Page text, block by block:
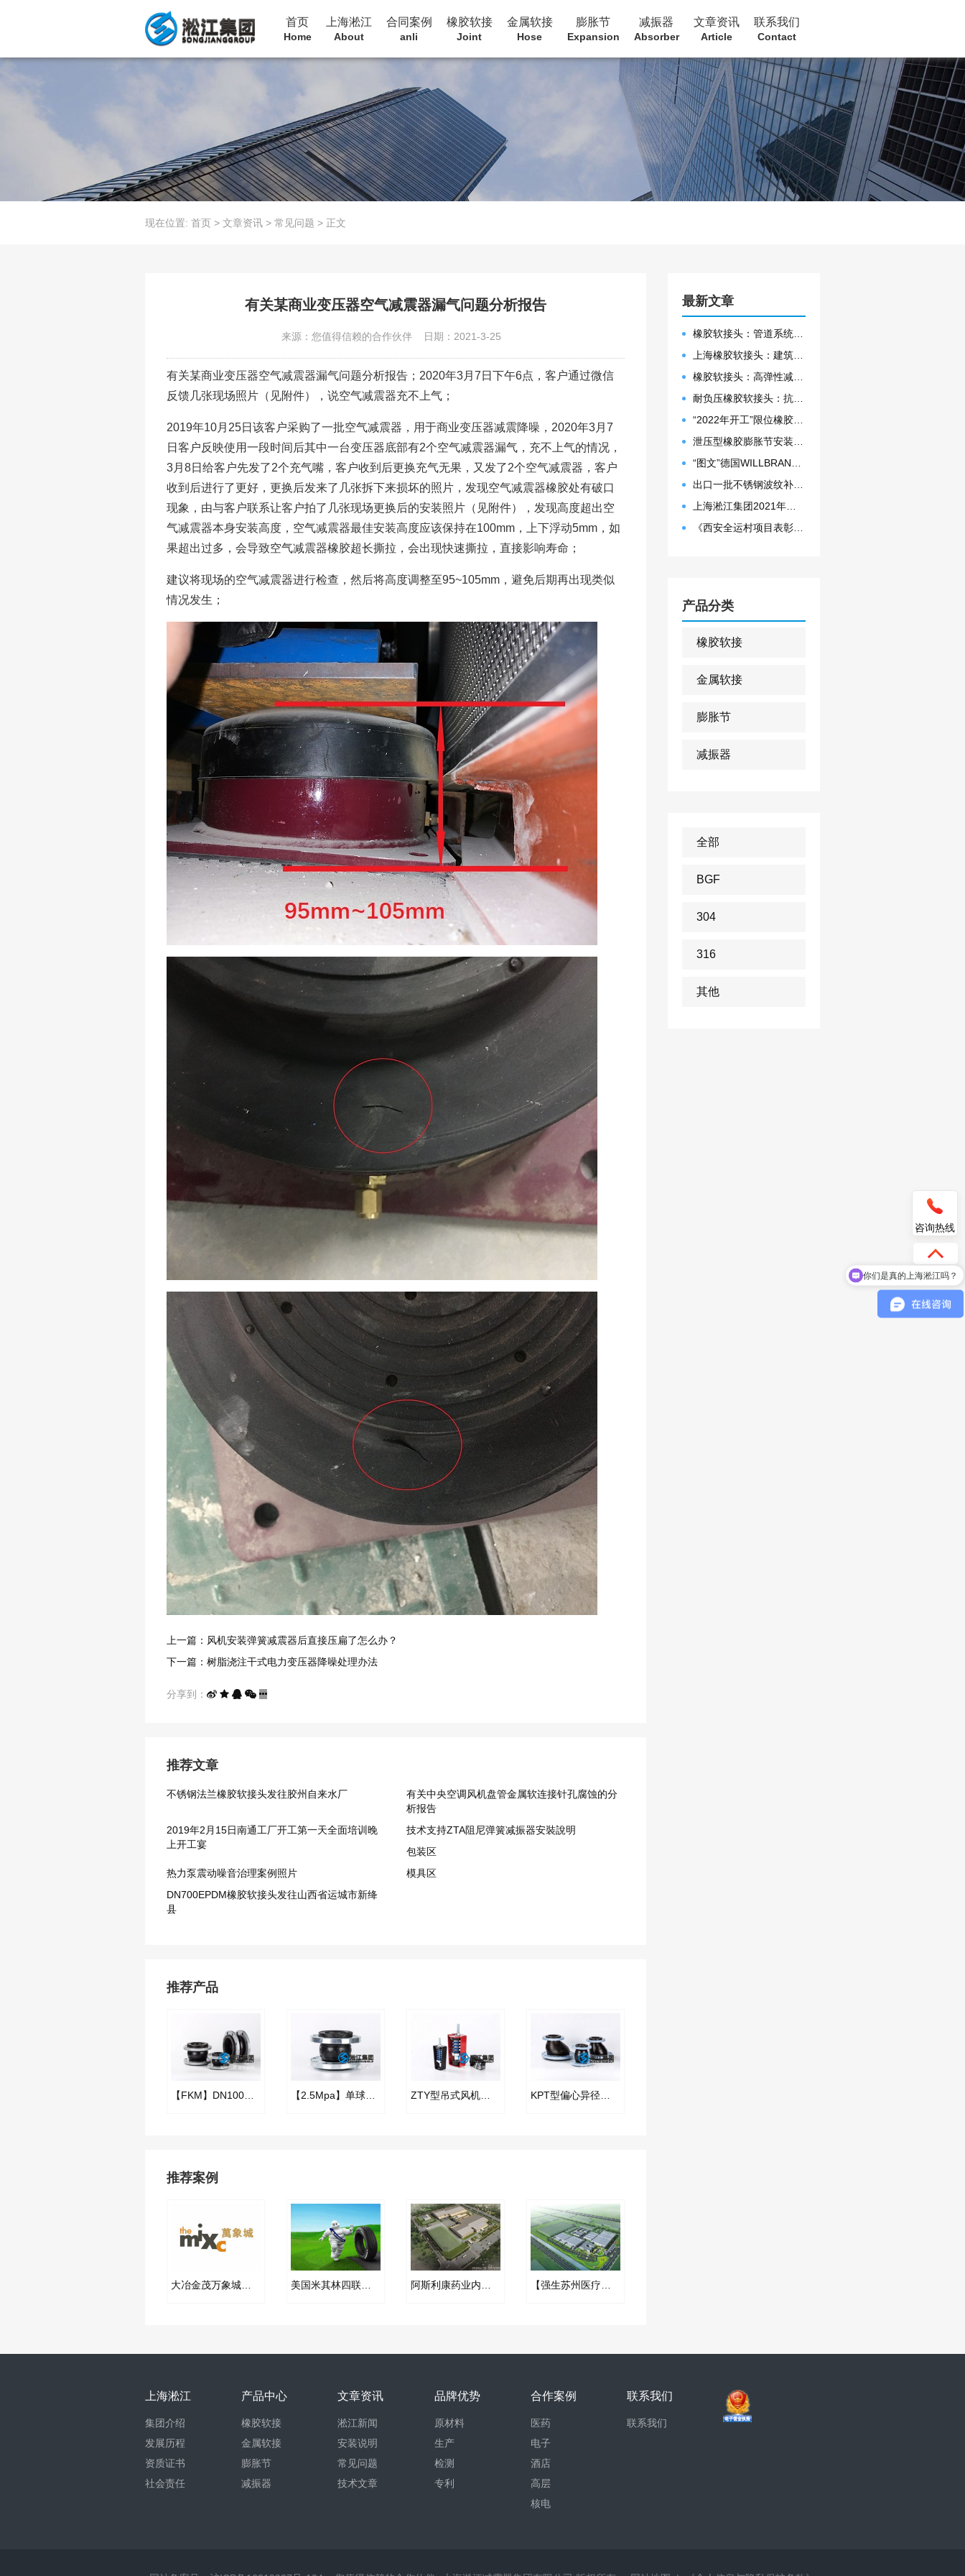
首页
Home
上海淞江
About
合同案例
anli
橡胶软接
Joint
金属软接
Hose
膨胀节
Expansion
减振器
Absorber
文章资讯
Article
联系我们
Contact
现在位置: 首页 > 文章资讯 > 常见问题 > 正文
有关某商业变压器空气减震器漏气问题分析报告
来源：您值得信赖的合作伙伴 日期：2021-3-25
有关某商业变压器空气减震器漏气问题分析报告；2020年3月7日下午6点，客户通过微信
反馈几张现场照片（见附件），说空气减震器充不上气；
2019年10月25日该客户采购了一批空气减震器，用于商业变压器减震降噪，2020年3月7
日客户反映使用一段时间后其中一台变压器底部有2个空气减震器漏气，充不上气的情况，
3月8日给客户先发了2个充气嘴，客户收到后更换充气无果，又发了2个空气减震器，客户
收到后进行了更好，更换后发来了几张拆下来损坏的照片，发现空气减震器橡胶处有破口
现象，由与客户联系让客户拍了几张现场更换后的安装照片（见附件），发现高度超出空
气减震器本身安装高度，空气减震器最佳安装高度应该保持在100mm，上下浮动5mm，如
果超出过多，会导致空气减震器橡胶超长撕拉，会出现快速撕拉，直接影响寿命；
建议将现场的空气减震器进行检查，然后将高度调整至95~105mm，避免后期再出现类似
情况发生；
上一篇：风机安装弹簧减震器后直接压扁了怎么办？
下一篇：树脂浇注干式电力变压器降噪处理办法
分享到：
推荐文章
不锈钢法兰橡胶软接头发往胶州自来水厂
有关中央空调风机盘管金属软连接针孔腐蚀的分
析报告
2019年2月15日南通工厂开工第一天全面培训晚
上开工宴
技术支持ZTA阻尼弹簧减振器安裝說明
包装区
热力泵震动噪音治理案例照片
模具区
DN700EPDM橡胶软接头发往山西省运城市新绛
县
推荐产品
【2.5Mpa】单球25kg橡胶接头“高压消防车” ZTY型吊式风机弹簧减振器
推荐案例
大冶金茂万象城橡胶补偿器合同项目 美国米其林四联动线冷却水循环系统PVC橡胶接头 阿斯利康药业内衬四氟橡胶接头合同 【强生苏州医疗器材扩建项目】橡胶接头合同
最新文章
橡胶软接头：管道系统的”减震神器”弹性补偿、降噪吸振
上海橡胶软接头：建筑给排水、暖通空调的优选解决方案
橡胶软接头：高弹性减震神器，解决管道系统的位移与噪音难题
耐负压橡胶软接头：抗塌陷设计保障管道稳定运行
“2022年开工”限位橡胶接头准备发往数据中心能源中心
泄压型橡胶膨胀节安装示意图
“图文”德国WILLBRANDT法兰橡胶膨胀节螺栓方向说明
出口一批不锈钢波纹补偿器
上海淞江集团2021年度盛典“燃战2022”
《西安全运村项目表彰函》做好行业领头军是淞江集团使命
产品分类
橡胶软接
金属软接
膨胀节
减振器
全部
BGF
304
316
其他
上海淞江
集团介绍
发展历程
资质证书
社会责任
产品中心
橡胶软接
金属软接
膨胀节
减振器
文章资讯
淞江新闻
安装说明
常见问题
技术文章
品牌优势
原材料
生产
检测
专利
合作案例
医药
电子
酒店
高层
核电
联系我们
联系我们
咨询热线
你们是真的上海淞江吗？